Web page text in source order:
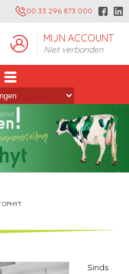
00 33 296 873 000
MIJN ACCOUNT
Niet verbonden
Sinds